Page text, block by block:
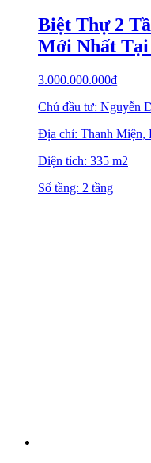
Biệt Thự 2
Mới Nhất
3.000.000.000₫
Chủ đầu tư: Nguyễn
Địa chỉ: Thanh Miện,
Diện tích: 335 m2
Số tầng: 2 tầng